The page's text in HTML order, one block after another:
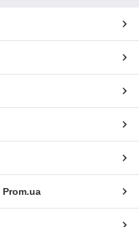
Prom.ua